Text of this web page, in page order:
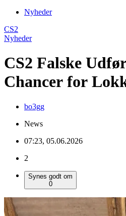
Nyheder
CS2
Nyheder
CS2 Falske
Chancer for
bo3gg
News
07:23, 05.06.2026
2
Synes godt om
0